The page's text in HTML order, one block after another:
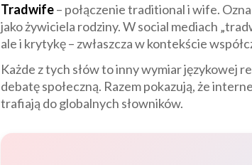
Tradwife– połączenie traditional i wife.
jako żywiciela rodziny. W social mediach
ale i krytykę – zwłaszcza w kontekście
Każde z tych słów to inny wymiar językowej
debatę społeczną. Razem pokazują, że
trafiają do globalnych słowników.